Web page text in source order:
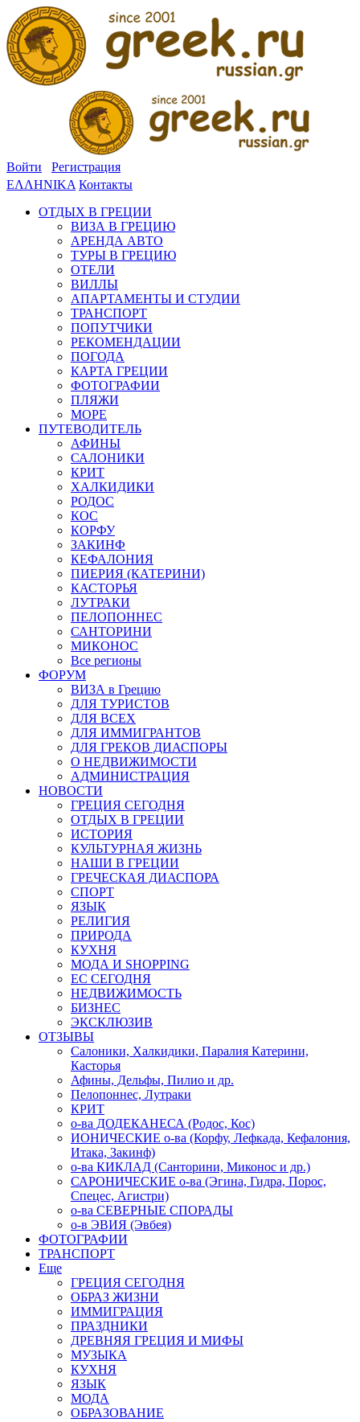
Войти
Регистрация
ΕΛΛΗΝΙΚΑ Контакты
ОТДЫХ В ГРЕЦИИ
ВИЗА В ГРЕЦИЮ
АРЕНДА АВТО
ТУРЫ В ГРЕЦИЮ
ОТЕЛИ
ВИЛЛЫ
АПАРТАМЕНТЫ И СТУДИИ
ТРАНСПОРТ
ПОПУТЧИКИ
РЕКОМЕНДАЦИИ
ПОГОДА
КАРТА ГРЕЦИИ
ФОТОГРАФИИ
ПЛЯЖИ
МОРЕ
ПУТЕВОДИТЕЛЬ
АФИНЫ
САЛОНИКИ
КРИТ
ХАЛКИДИКИ
РОДОС
КОС
КОРФУ
ЗАКИНФ
КЕФАЛОНИЯ
ПИЕРИЯ (КАТЕРИНИ)
КАСТОРЬЯ
ЛУТРАКИ
ПЕЛОПОННЕС
САНТОРИНИ
МИКОНОС
Все регионы
ФОРУМ
ВИЗА в Грецию
ДЛЯ ТУРИСТОВ
ДЛЯ ВСЕХ
ДЛЯ ИММИГРАНТОВ
ДЛЯ ГРЕКОВ ДИАСПОРЫ
О НЕДВИЖИМОСТИ
АДМИНИСТРАЦИЯ
НОВОСТИ
ГРЕЦИЯ СЕГОДНЯ
ОТДЫХ В ГРЕЦИИ
ИСТОРИЯ
КУЛЬТУРНАЯ ЖИЗНЬ
НАШИ В ГРЕЦИИ
ГРЕЧЕСКАЯ ДИАСПОРА
СПОРТ
ЯЗЫК
РЕЛИГИЯ
ПРИРОДА
КУХНЯ
МОДА И SHOPPING
ЕС СЕГОДНЯ
НЕДВИЖИМОСТЬ
БИЗНЕС
ЭКСКЛЮЗИВ
ОТЗЫВЫ
Салоники, Халкидики, Паралия Катерини,
Касторья
Афины, Дельфы, Пилио и др.
Пелопоннес, Лутраки
КРИТ
о-ва ДОДЕКАНЕСА (Родос, Кос)
ИОНИЧЕСКИЕ о-ва (Корфу, Лефкада, Кефалония,
Итака, Закинф)
о-ва КИКЛАД (Санторини, Миконос и др.)
САРОНИЧЕСКИЕ о-ва (Эгина, Гидра, Порос,
Спецес, Агистри)
о-ва СЕВЕРНЫЕ СПОРАДЫ
о-в ЭВИЯ (Эвбея)
ФОТОГРАФИИ
ТРАНСПОРТ
Еще
ГРЕЦИЯ СЕГОДНЯ
ОБРАЗ ЖИЗНИ
ИММИГРАЦИЯ
ПРАЗДНИКИ
ДРЕВНЯЯ ГРЕЦИЯ И МИФЫ
МУЗЫКА
КУХНЯ
ЯЗЫК
МОДА
ОБРАЗОВАНИЕ